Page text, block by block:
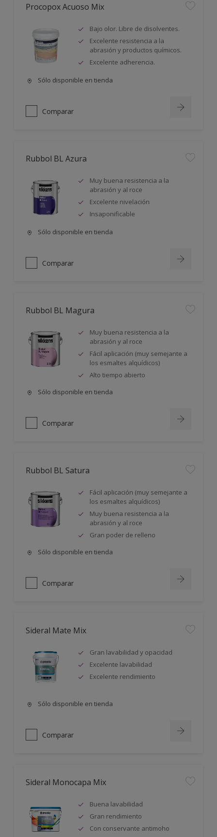
Procopox Acuoso Mix
Bajo olor. Libre de disolventes.
Excelente resistencia a la
abrasión y productos químicos.
Excelente adherencia.
Sólo disponible en tienda
Comparar
Rubbol BL Azura
Muy buena resistencia a la
abrasión y al roce
Excelente nivelación
Insaponificable
Sólo disponible en tienda
Comparar
Rubbol BL Magura
Muy buena resistencia a la
abrasión y al roce
Fácil aplicación (muy semejante a
los esmaltes alquídicos)
Alto tiempo abierto
Sólo disponible en tienda
Comparar
Rubbol BL Satura
Fácil aplicación (muy semejante a
los esmaltes alquídicos)
Muy buena resistencia a la
abrasión y al roce
Gran poder de relleno
Sólo disponible en tienda
Comparar
Sideral Mate Mix
Gran lavabilidad y opacidad
Excelente lavabilidad
Excelente rendimiento
Sólo disponible en tienda
Comparar
Sideral Monocapa Mix
Buena lavabilidad
Gran rendimiento
Con conservante antimoho